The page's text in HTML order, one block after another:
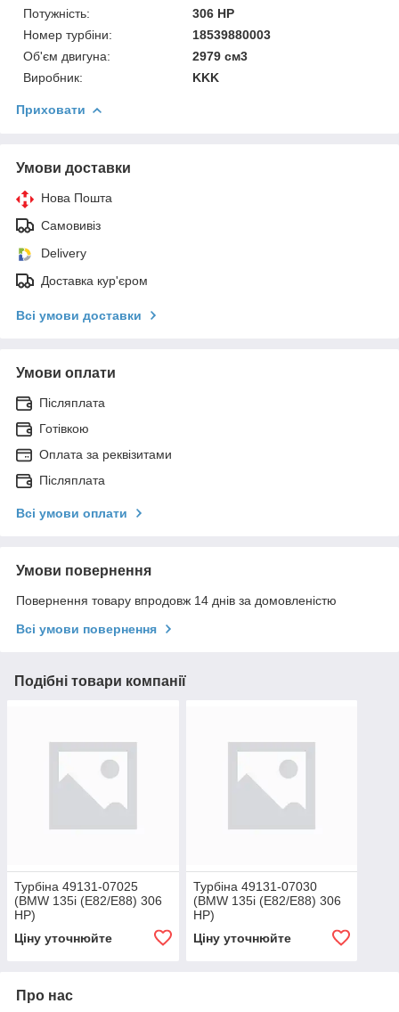
Потужність:
306 HP
Номер турбіни:
18539880003
Об'єм двигуна:
2979 см3
Виробник:
KKK
Приховати
Умови доставки
Нова Пошта
Самовивіз
Delivery
Доставка кур'єром
Всі умови доставки
Умови оплати
Післяплата
Готівкою
Оплата за реквізитами
Післяплата
Всі умови оплати
Умови повернення
Повернення товару впродовж 14 днів за домовленістю
Всі умови повернення
Подібні товари компанії
Турбіна 49131-07025
(BMW 135i (E82/E88) 306
HP)
Ціну уточнюйте
Турбіна 49131-07030
(BMW 135i (E82/E88) 306
HP)
Ціну уточнюйте
Про нас